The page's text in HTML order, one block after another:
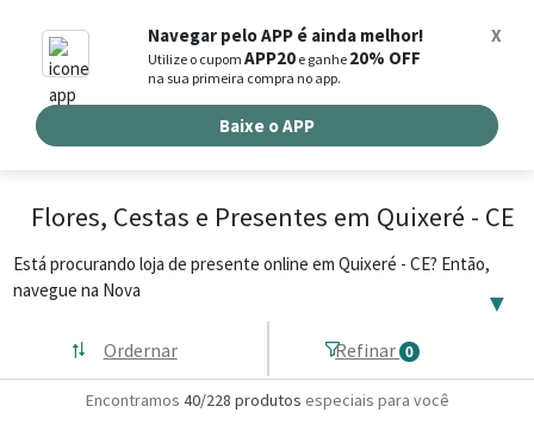
Navegar pelo APP é ainda melhor!
Utilize o cupomAPP20 e ganhe 20% OFF
na sua primeira compra no app.
X
Baixe o APP
Busca de produtos
Buscar por endereço de entrega
Flores, Cestas e Presentes em Quixeré - CE
Está procurando loja de presente online em Quixeré - CE? Então,
navegue na Nova
▼
Refinar 0
Ordernar
Encontramos 40/228 produtos especiais para você